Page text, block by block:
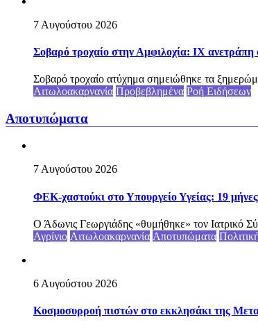
7 Αυγούστου 2026
Σοβαρό τροχαίο στην Αμφιλοχία: ΙΧ ανετράπη
Σοβαρό τροχαίο ατύχημα σημειώθηκε τα
Αιτωλοακαρνανία Προβεβλημένα Ροή Ειδήσεων
Αποτυπώματα
7 Αυγούστου 2026
ΦΕΚ-χαστούκι στο Υπουργείο Υγείας: 19
Ο Άδωνις Γεωργιάδης «θυμήθηκε» τον Ιατρικό
Αγρίνιο Αιτωλοακαρνανία Αποτυπώματα
6 Αυγούστου 2026
Κοσμοσυρροή πιστών στο εκκλησάκι της